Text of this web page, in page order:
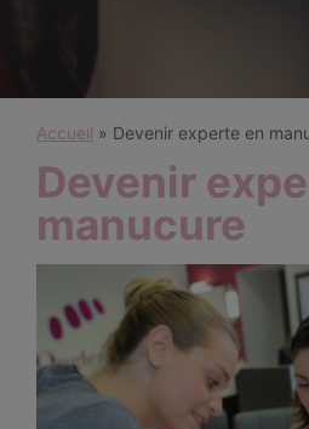
Accueil » Devenir experte en
Devenir
manucure